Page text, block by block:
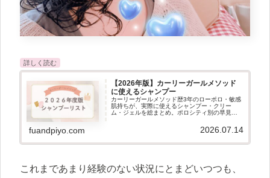
【2026年版】カーリーガールメソッド
に使えるシャンプー
カーリーガールメソッド歴3年のローポロ・敏感
肌持ちが、実際に使えるシャンプー・クリー
ム・ジェルを総まとめ。ポロシティ別の早見
ミー代用に使える日本のアイテムまで、CGMケ
fuandpiyo.com 2026.07.14
これまであまり経験のない状況にとまどいつつも、